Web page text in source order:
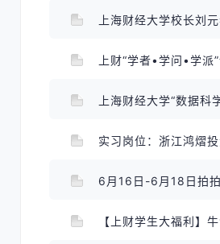
上海财经大学校长刘
上财“学者•学问•学
实习岗位：浙江鸿熠
6月16日-6月18日拍